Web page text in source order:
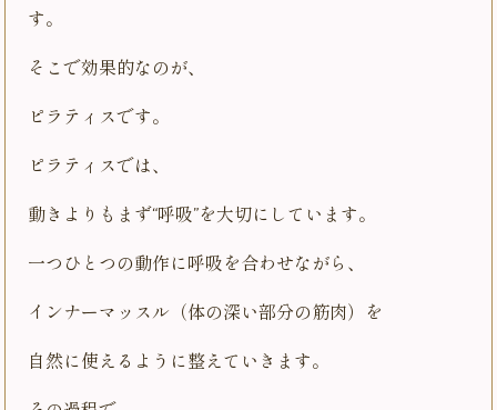
す。
そこで効果的なのが、
ピラティスです。
ピラティスでは、
動きよりもまず“呼吸”を大切にしています。
一つひとつの動作に呼吸を合わせながら、
インナーマッスル（体の深い部分の筋肉）を
自然に使えるように整えていきます。